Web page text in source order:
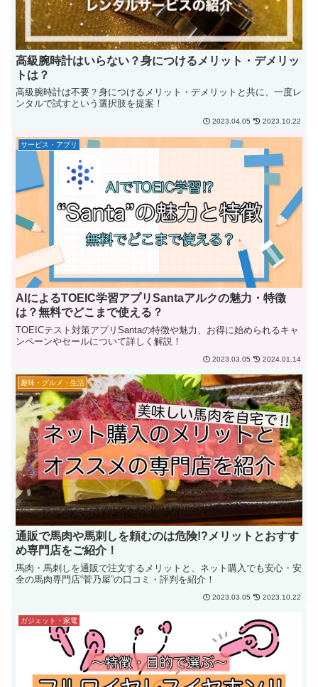
高級腕時計はいらない？身につけるメリット・デメリッ
トは？
高級腕時計は不要？身につけるメリット・デメリットと共に、一度レ
ンタルで試すという選択肢を提案！
2023.04.05 2023.10.22
サービス・アプリ
AIによるTOEIC学習アプリSantaアルクの魅力・特徴
は？無料でどこまで使える？
TOEICテスト対策アプリSantaの特徴や魅力、お得に始められるキャ
ンペーンやセールについて詳しく解説！
2023.03.05 2024.01.14
趣味・グルメ・生活
通販で馬肉や馬刺しを頼むのは危険!?メリットとおすす
め専門店をご紹介！
馬肉・馬刺しを通販で注文するメリットと、ネット購入でも安心・安
全の馬肉専門店“菅乃屋”の口コミ・評判を紹介！
2023.03.05 2023.10.22
ガジェット・家電